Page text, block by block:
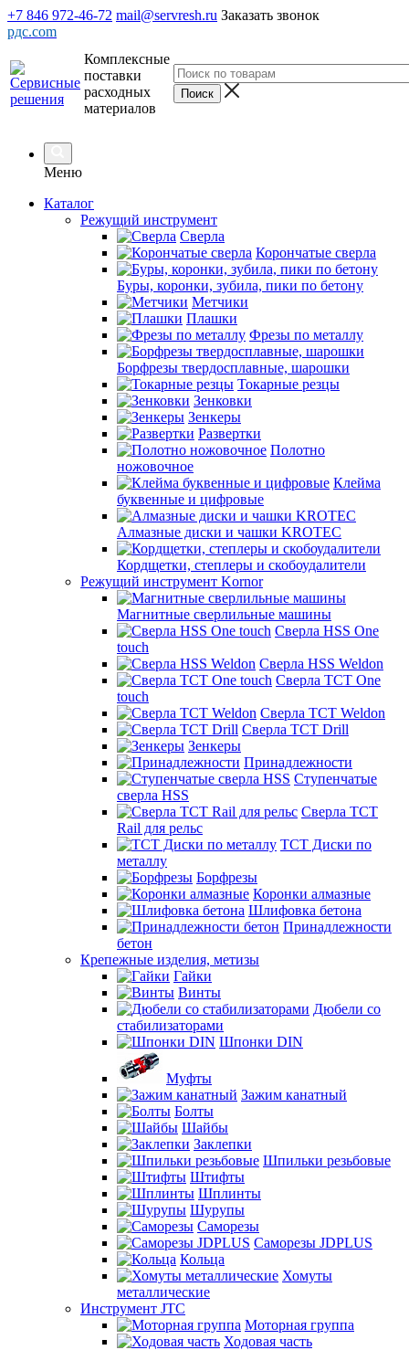
+7 846 972-46-72 mail@servresh.ru Заказать звонок
рдс.com
Комплексные
поставки
расходных
материалов
Меню
Каталог
Режущий инструмент
Сверла
Корончатые сверла
Буры, коронки, зубила, пики по бетону
Метчики
Плашки
Фрезы по металлу
Борфрезы твердосплавные, шарошки
Токарные резцы
Зенковки
Зенкеры
Развертки
Полотно
ножовочное
Клейма
буквенные и цифровые
Алмазные диски и чашки KROTEC
Кордщетки, степлеры и скобоудалители
Режущий инструмент Kornor
Магнитные сверлильные машины
Сверла HSS One
touch
Сверла HSS Weldon
Сверла TCT One
touch
Сверла TCT Weldon
Сверла TCT Drill
Зенкеры
Принадлежности
Ступенчатые
сверла HSS
Сверла TCT
Rail для рельс
TCT Диски по
металлу
Борфрезы
Коронки алмазные
Шлифовка бетона
Принадлежности
бетон
Крепежные изделия, метизы
Гайки
Винты
Дюбели со
стабилизаторами
Шпонки DIN
Муфты
Зажим канатный
Болты
Шайбы
Заклепки
Шпильки резьбовые
Штифты
Шплинты
Шурупы
Саморезы
Саморезы JDPLUS
Кольца
Хомуты
металлические
Инструмент JTC
Моторная группа
Ходовая часть